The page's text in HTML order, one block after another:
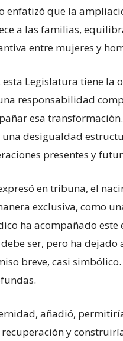
enfatizó que la
a las familias,
entre mujeres y
esta Legislatura tiene
responsabilidad
esa
una desigualdad
presentes y
en tribuna, el
exclusiva, como
ha acompañado
ser, pero ha
breve, casi
añadió,
y